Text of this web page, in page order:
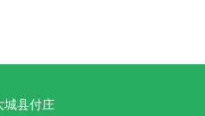
城县付庄